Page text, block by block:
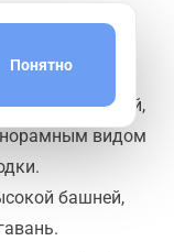
который
или
и музей,
видом
башней,
Понятно